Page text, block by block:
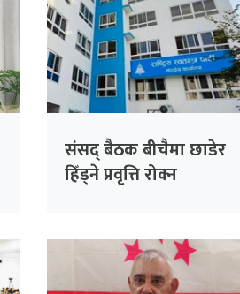
संसद् बैठक बीचैमा छाडेर
हिँड्ने प्रवृत्ति रोक्न
विश्लेषण गरिँदै